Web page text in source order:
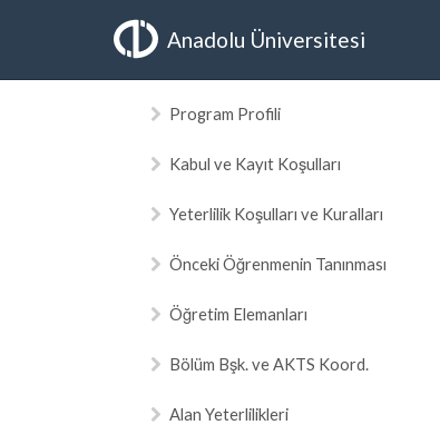
Anadolu Üniversitesi
Program Profili
Kabul ve Kayıt Koşulları
Yeterlilik Koşulları ve Kuralları
Önceki Öğrenmenin Tanınması
Öğretim Elemanları
Bölüm Bşk. ve AKTS Koord.
Alan Yeterlilikleri